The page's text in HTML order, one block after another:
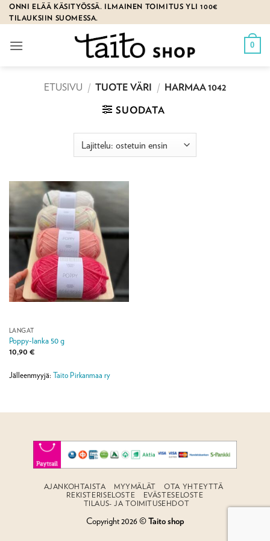
Skip
to
ONNI ELÄÄ KÄSITYÖSSÄ. ILMAINEN TOIMITUS YLI 100€
TILAUKSIIN SUOMESSA.
0
ETUSIVU / TUOTE VÄRI / HARMAA 1042
SUODATA
LANGAT
Poppy-lanka 50 g
10,90 €
Jälleenmyyjä: Taito Pirkanmaa ry
AJANKOHTAISTA MYYMÄLÄT
OTA YHTEYTTÄ
REKISTERISELOSTE
EVÄSTESELOSTE
TILAUS- JA TOIMITUSEHDOT
Copyright 2026 ©Taito shop